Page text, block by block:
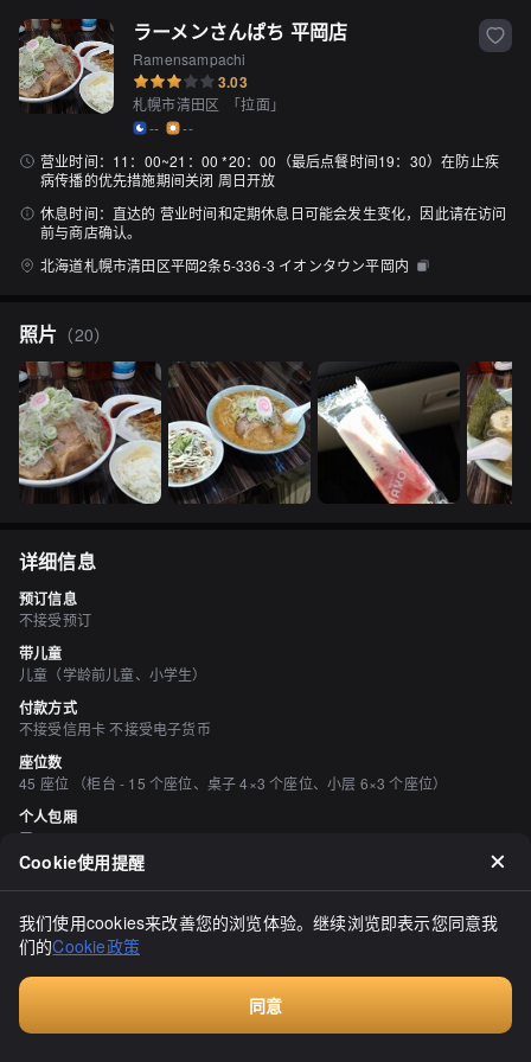
ラーメンさんぱち 平岡店
Ramensampachi
3.03
札幌市清田区 「拉面」
--
--
营业时间： 11：00~21：00 *20：00（最后点餐时间19：30）在防止疾
病传播的优先措施期间关闭 周日开放
休息时间： 直达的 营业时间和定期休息日可能会发生变化，因此请在访问
前与商店确认。
北海道札幌市清田区平岡2条5-336-3 イオンタウン平岡内
照片 （20）
详细信息
预订信息
不接受预订
带儿童
儿童（学龄前儿童、小学生）
付款方式
不接受信用卡 不接受电子货币
座位数
45 座位 （柜台 - 15 个座位、桌子 4×3 个座位、小层 6×3 个座位）
个人包厢
无
吸烟与禁烟
所有座位均禁止吸烟
停车场
有 永旺城共用停车场 419 车位
空间与设备
Cookie使用提醒
我们使用cookies来改善您的浏览体验。继续浏览即表示您同意我
们的Cookie政策
同意